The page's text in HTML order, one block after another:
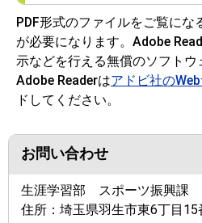
PDF形式のファイルをご覧にな
が必要になります。Adobe
示などを行える無償のソフトウ
Adobe Readerはアドビ社の
ドしてください。
お問い合わせ
生涯学習部 スポーツ振興課
住所： 埼玉県羽生市東6丁目15